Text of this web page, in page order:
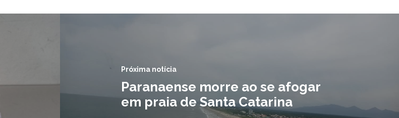
Próxima notícia
Paranaense morre ao se afogar
em praia de Santa Catarina